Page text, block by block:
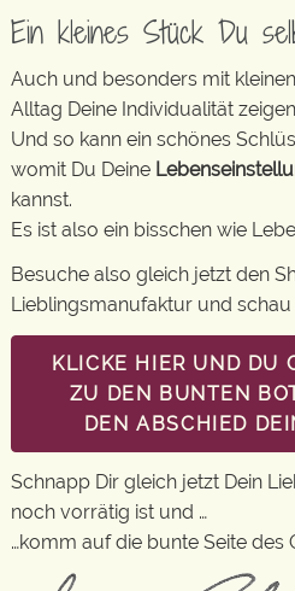
Ein kleines Stück Du
Auch und besonders mit
Alltag Deine Individualität
Und so kann ein schönes
womit Du Deine
kannst.
Es ist also ein bisschen wie
Besuche also gleich jetzt den
Lieblingsmanufaktur und schau
KLICKE HIER UND DU
ZU DEN BUNTEN
DEN ABSCHIED
Schnapp Dir gleich jetzt Dein
noch vorrätig ist und …
…komm auf die bunte Seite des